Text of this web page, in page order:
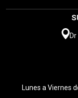
Lunes a Viernes